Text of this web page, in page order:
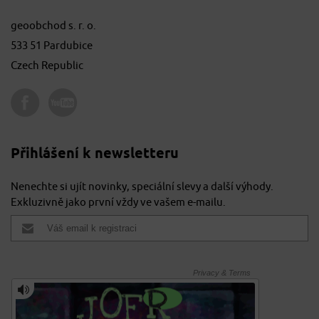
geoobchod s. r. o.
533 51 Pardubice
Czech Republic
Přihlášení k newsletteru
Nenechte si ujít novinky, speciální slevy a další výhody.
Exkluzivně jako první vždy ve vašem e-mailu.